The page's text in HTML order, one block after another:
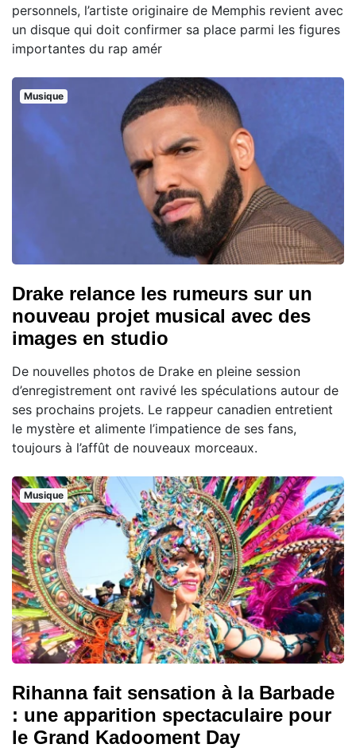
personnels, l’artiste originaire de Memphis revient avec
un disque qui doit confirmer sa place parmi les figures
importantes du rap amér
Musique
Drake relance les rumeurs sur un
nouveau projet musical avec des
images en studio
De nouvelles photos de Drake en pleine session
d’enregistrement ont ravivé les spéculations autour de
ses prochains projets. Le rappeur canadien entretient
le mystère et alimente l’impatience de ses fans,
toujours à l’affût de nouveaux morceaux.
Musique
Rihanna fait sensation à la Barbade
: une apparition spectaculaire pour
le Grand Kadooment Day